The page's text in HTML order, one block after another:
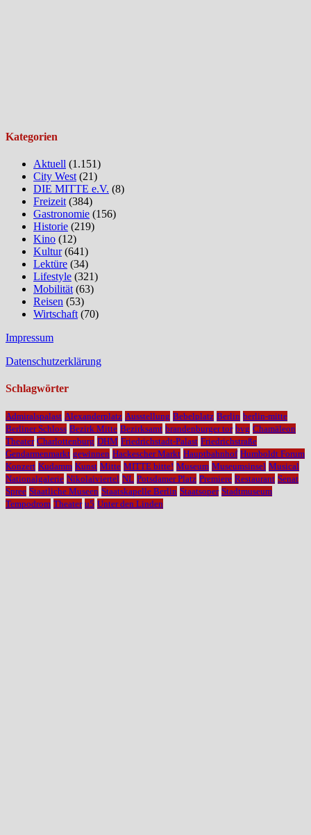
Kategorien
Aktuell (1.151)
City West (21)
DIE MITTE e.V. (8)
Freizeit (384)
Gastronomie (156)
Historie (219)
Kino (12)
Kultur(641)
Lektüre (34)
Lifestyle (321)
Mobilität (63)
Reisen (53)
Wirtschaft (70)
Impressum
Datenschutzerklärung
Schlagwörter
Admiralspalast Alexanderplatz Ausstellung Bebelplatz Berlin berlin-mitte
Berliner Schloss Bezirk Mitte Bezirksamt brandenburger tor bvg Chamäleon
Theater Charlottenburg DHM Friedrichstadt-Palast Friedrichstraße
Gendarmenmarkt gewinnen Hackescher Markt Hauptbahnhof Humboldt Forum
Konzert Kudamm Kunst Mitte MITTE bitte! Museum Museumsinsel Musical
Nationalgalerie Nikolaiviertel NL Potsdamer Platz Premiere Restaurant Senat
Spree Staatliche Museen Staatskapelle Berlin Staatsoper Stadtmuseum
Tempodrom Theater u5 Unter den Linden